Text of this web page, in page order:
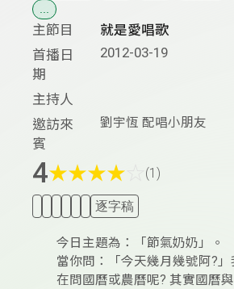
主節目
就是愛唱歌
首播日
期
2012-03-19
主持人
邀訪來
賓
劉宇恆 配唱小朋友
4★★★★ (1)
逐字稿
今日主題為：「節氣奶奶」。
當你問：「今天幾月幾號阿?
在問國曆或農曆呢? 其實國曆